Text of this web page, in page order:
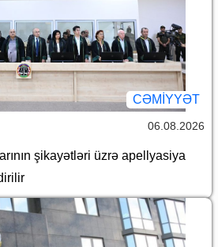
CƏMİYYƏT
06.08.2026
şikayətləri üzrə apellyasiya